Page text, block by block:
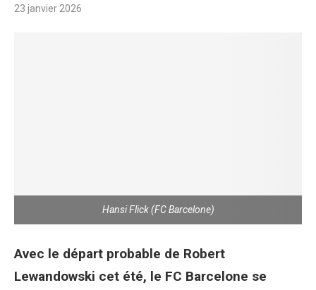
23 janvier 2026
Hansi Flick (FC Barcelone)
Avec le départ probable de Robert
Lewandowski cet été, le FC Barcelone se